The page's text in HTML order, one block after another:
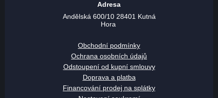
Adresa
Andělská 600/10 28401 Kutná
Hora
Obchodní podmínky
Ochrana osobních údajů
Odstoupení od kupní smlouvy
Doprava a platba
Financování prodej na splátky